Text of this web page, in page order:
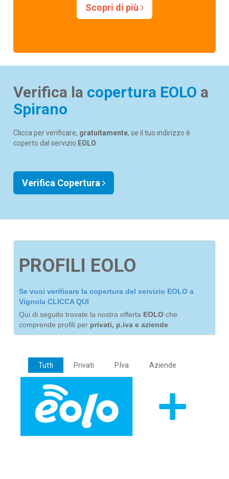
Scopri di più
Verifica la copertura EOLO a
Spirano
Clicca per verificare, gratuitamente, se il tuo indirizzo è
coperto dal servizio EOLO
Verifica Copertura
PROFILI EOLO
Se vuoi verificare la copertura del servizio EOLO a
Vignola CLICCA QUI
Qui di seguito trovate la nostra offerta EOLO che
comprende profili per privati, p.iva e aziende
Tutti Privati P.Iva Aziende